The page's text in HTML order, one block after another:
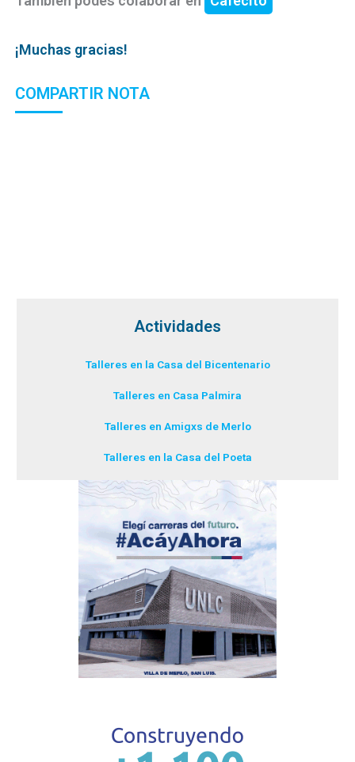
¡Muchas gracias!
COMPARTIR NOTA
Actividades
Talleres en la Casa del Bicentenario
Talleres en Casa Palmira
Talleres en Amigxs de Merlo
Talleres en la Casa del Poeta